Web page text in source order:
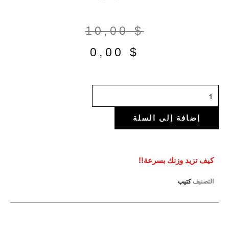
10,00$
السعر
الأصلي
0,00 $
السعر
الحالي
كيف
إضافة إلى السلة
كيف تزيد وزنك بسرعة!!
التصنيف كتيب